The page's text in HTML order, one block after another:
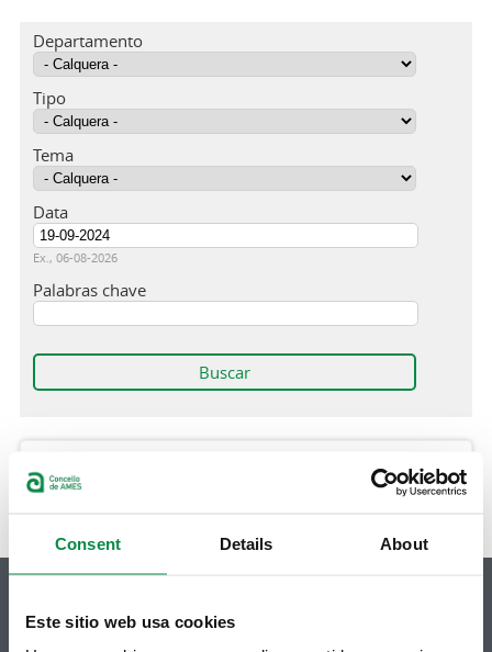
Consent Details About
Este sitio web usa cookies
Departamento
Tipo
Tema
Data
Data
Ex., 06-08-2026
Palabras chave